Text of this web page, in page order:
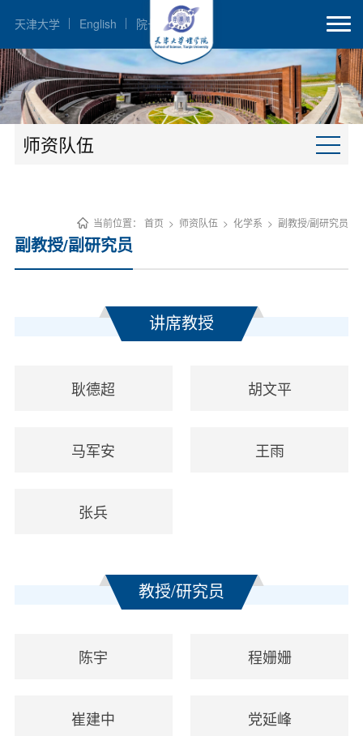
天津大学 English 院长邮箱
师资队伍
当前位置：首页 > 师资队伍 >化学系 >副教授/副研究员
副教授/副研究员
讲席教授
耿德超 胡文平
马军安 王雨
张兵
教授/研究员
陈宇 程姗姗
崔建中 党延峰